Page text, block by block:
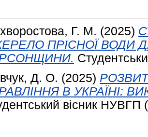
Г. М. (2025)
ПРІСНОЇ ВОДИ
Д. О. (2025)
В УКРАЇНІ:
вісник НУВГП